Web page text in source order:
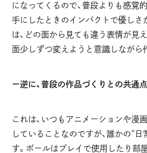
になってくるので、普段よりも感覚
手にしたときのインパクトで優しさ
は、どの面から見ても違う表情が見
面少しずつ変えようと意識しながら
ー逆に、普段の作品づくりとの共通点
これは、いつもアニメーションや漫
していることなのですが、誰かの“
す。ボールはプレイで使用したり部